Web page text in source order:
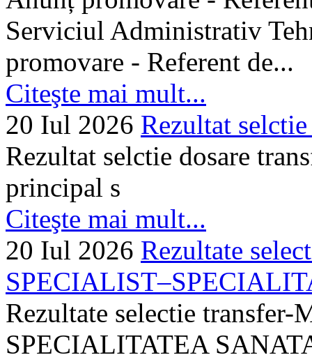
Serviciul Administrativ
promovare - Referent de...
Citeşte mai mult...
20 Iul 2026 Rezultat
Rezultat selctie dosare
principal s
Citeşte mai mult...
20 Iul 2026 Rezultate
Rezultate selectie
SPECIALITATEA